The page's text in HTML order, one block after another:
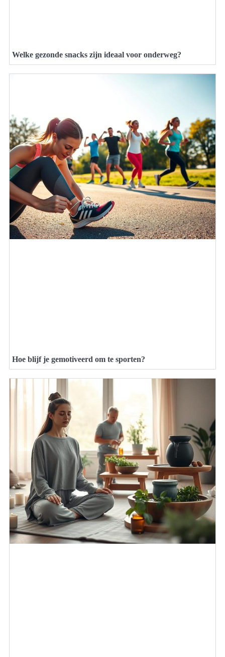
Welke gezonde snacks zijn ideaal voor onderweg?
Hoe blijf je gemotiveerd om te sporten?